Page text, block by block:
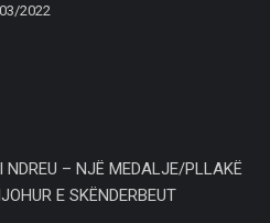
2022
NDREU – NJË MEDALJE/PLLAKË
E SKËNDERBEUT